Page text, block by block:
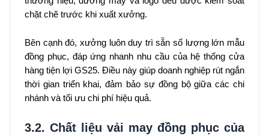
chặt chẽ trước khi xuất xưởng.
Bên cạnh đó, xưởng luôn duy trì sẵn số lượng lớn mẫu
đồng phục, đáp ứng nhanh nhu cầu của hệ thống cửa
hàng tiện lợi GS25. Điều này giúp doanh nghiệp rút ngắn
thời gian triển khai, đảm bảo sự đồng bộ giữa các chi
nhánh và tối ưu chi phí hiệu quả.
3.2. Chất liệu vải may đồng phục của